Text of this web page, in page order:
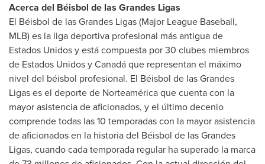
Acerca del Béisbol de las Grandes Ligas
El Béisbol de las Grandes Ligas (Major League Baseball,
MLB) es la liga deportiva profesional más antigua de
Estados Unidos y está compuesta por 30 clubes miembros
de Estados Unidos y Canadá que representan el máximo
nivel del béisbol profesional. El Béisbol de las Grandes
Ligas es el deporte de Norteamérica que cuenta con la
mayor asistencia de aficionados, y el último decenio
comprende todas las 10 temporadas con la mayor asistencia
de aficionados en la historia del Béisbol de las Grandes
Ligas, cuando cada temporada regular ha superado la marca